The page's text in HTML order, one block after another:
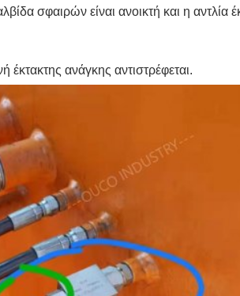
σφαιρών είναι ανοικτή και η αντλία
έκτακτης ανάγκης αντιστρέφεται.